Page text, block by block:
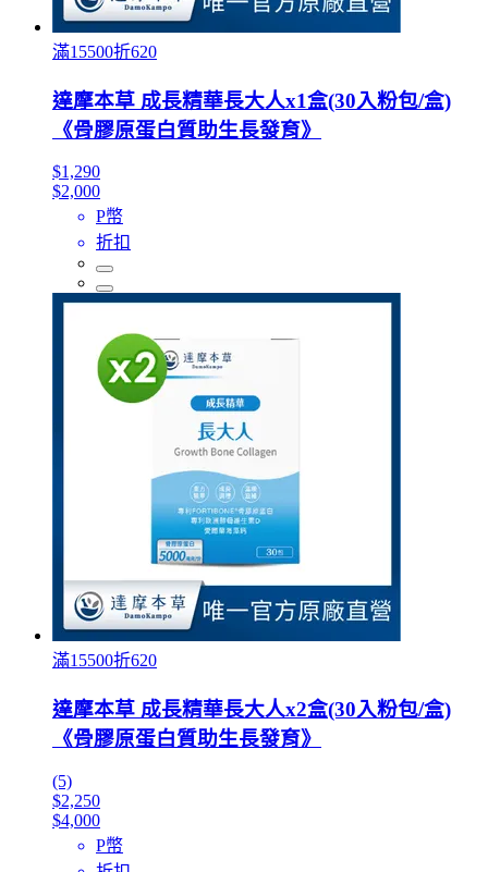
滿15500折620
達摩本草 成長精華長大人x1盒(30入粉包/盒)
《骨膠原蛋白質助生長發育》
$1,290
$2,000
P幣
折扣
滿15500折620
達摩本草 成長精華長大人x2盒(30入粉包/盒)
《骨膠原蛋白質助生長發育》
(5)
$2,250
$4,000
P幣